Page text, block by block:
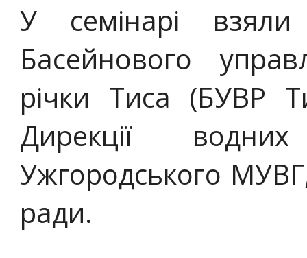
У семінарі взяли
Басейнового
річки Тиса (БУВР
Дирекції
Ужгородського МУВГ,
ради.